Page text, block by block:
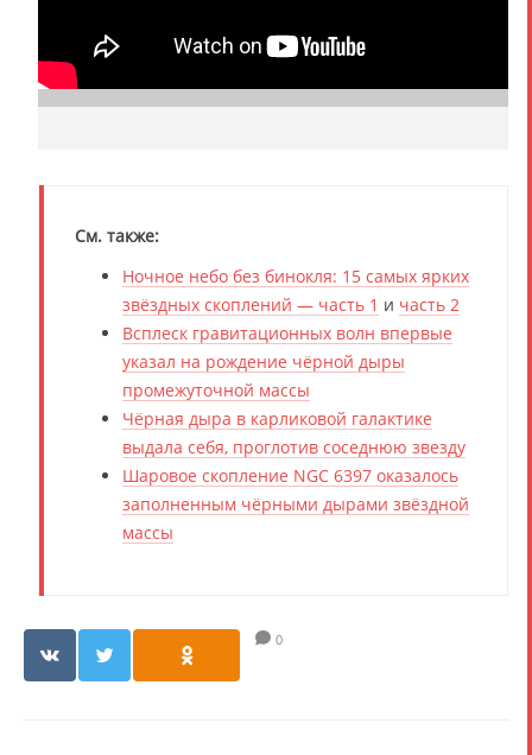
См. также:
Ночное небо без бинокля: 15 самых ярких
звёздных скоплений — часть 1 и часть 2
Всплеск гравитационных волн впервые
указал на рождение чёрной дыры
промежуточной массы
Чёрная дыра в карликовой галактике
выдала себя, проглотив соседнюю звезду
Шаровое скопление NGC 6397 оказалось
заполненным чёрными дырами звёздной
массы
0